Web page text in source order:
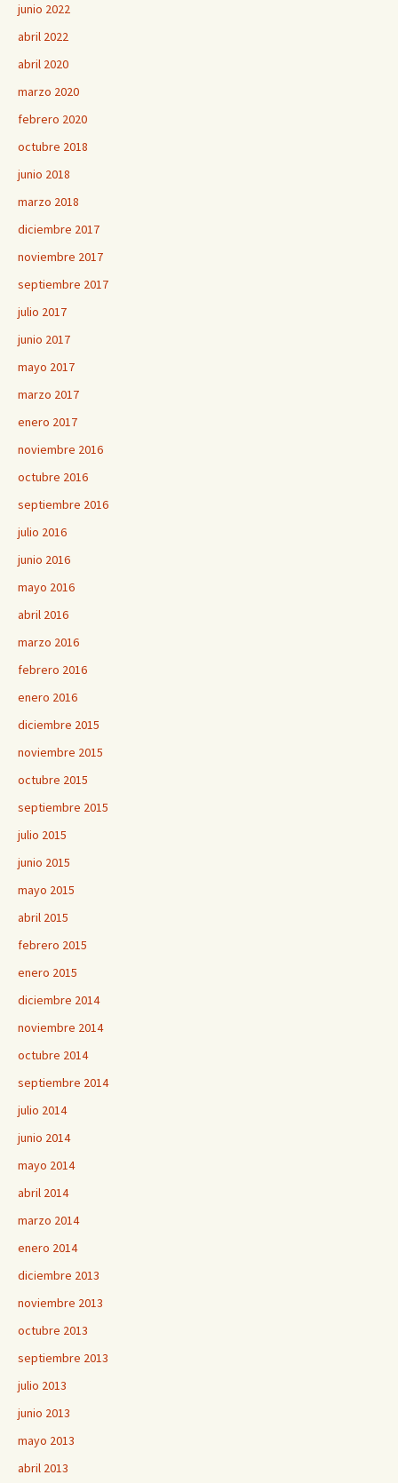
junio 2022
abril 2022
abril 2020
marzo 2020
febrero 2020
octubre 2018
junio 2018
marzo 2018
diciembre 2017
noviembre 2017
septiembre 2017
julio 2017
junio 2017
mayo 2017
marzo 2017
enero 2017
noviembre 2016
octubre 2016
septiembre 2016
julio 2016
junio 2016
mayo 2016
abril 2016
marzo 2016
febrero 2016
enero 2016
diciembre 2015
noviembre 2015
octubre 2015
septiembre 2015
julio 2015
junio 2015
mayo 2015
abril 2015
febrero 2015
enero 2015
diciembre 2014
noviembre 2014
octubre 2014
septiembre 2014
julio 2014
junio 2014
mayo 2014
abril 2014
marzo 2014
enero 2014
diciembre 2013
noviembre 2013
octubre 2013
septiembre 2013
julio 2013
junio 2013
mayo 2013
abril 2013